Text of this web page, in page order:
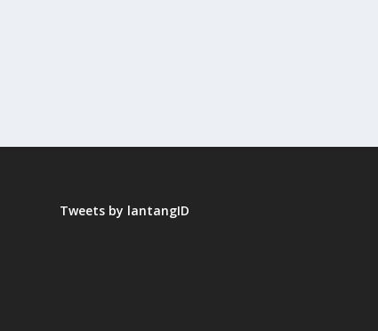
Tweets by lantangID